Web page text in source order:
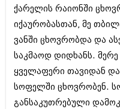
ქარელის რაიონში
იქაურობასთან, მე
ვანში ცხოვრობდა და
საკმაოდ დიდხანს.
ყველაფერი თავიდან
სოფელში ცხოვრობენ.
განსაკუთრებული